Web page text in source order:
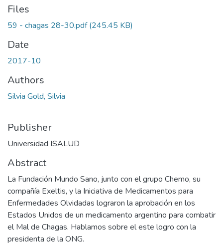
Files
59 - chagas 28-30.pdf(245.45 KB)
Date
2017-10
Authors
Silvia Gold, Silvia
Publisher
Universidad ISALUD
Abstract
La Fundación Mundo Sano, junto con el grupo Chemo, su
compañía Exeltis, y la Iniciativa de Medicamentos para
Enfermedades Olvidadas lograron la aprobación en los
Estados Unidos de un medicamento argentino para combatir
el Mal de Chagas. Hablamos sobre el este logro con la
presidenta de la ONG.